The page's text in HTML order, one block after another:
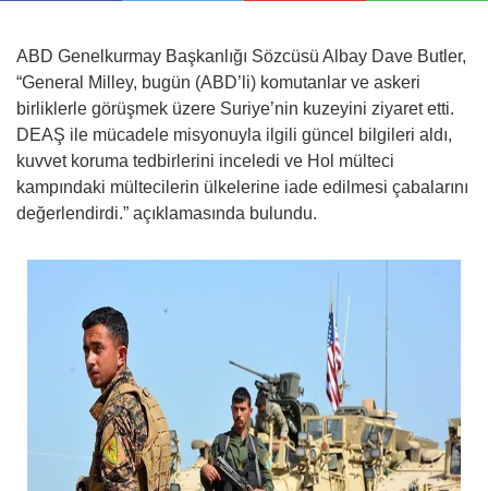
ABD Genelkurmay Başkanlığı Sözcüsü Albay Dave Butler,
“General Milley, bugün (ABD’li) komutanlar ve askeri
birliklerle görüşmek üzere Suriye’nin kuzeyini ziyaret etti.
DEAŞ ile mücadele misyonuyla ilgili güncel bilgileri aldı,
kuvvet koruma tedbirlerini inceledi ve Hol mülteci
kampındaki mültecilerin ülkelerine iade edilmesi çabalarını
değerlendirdi.” açıklamasında bulundu.